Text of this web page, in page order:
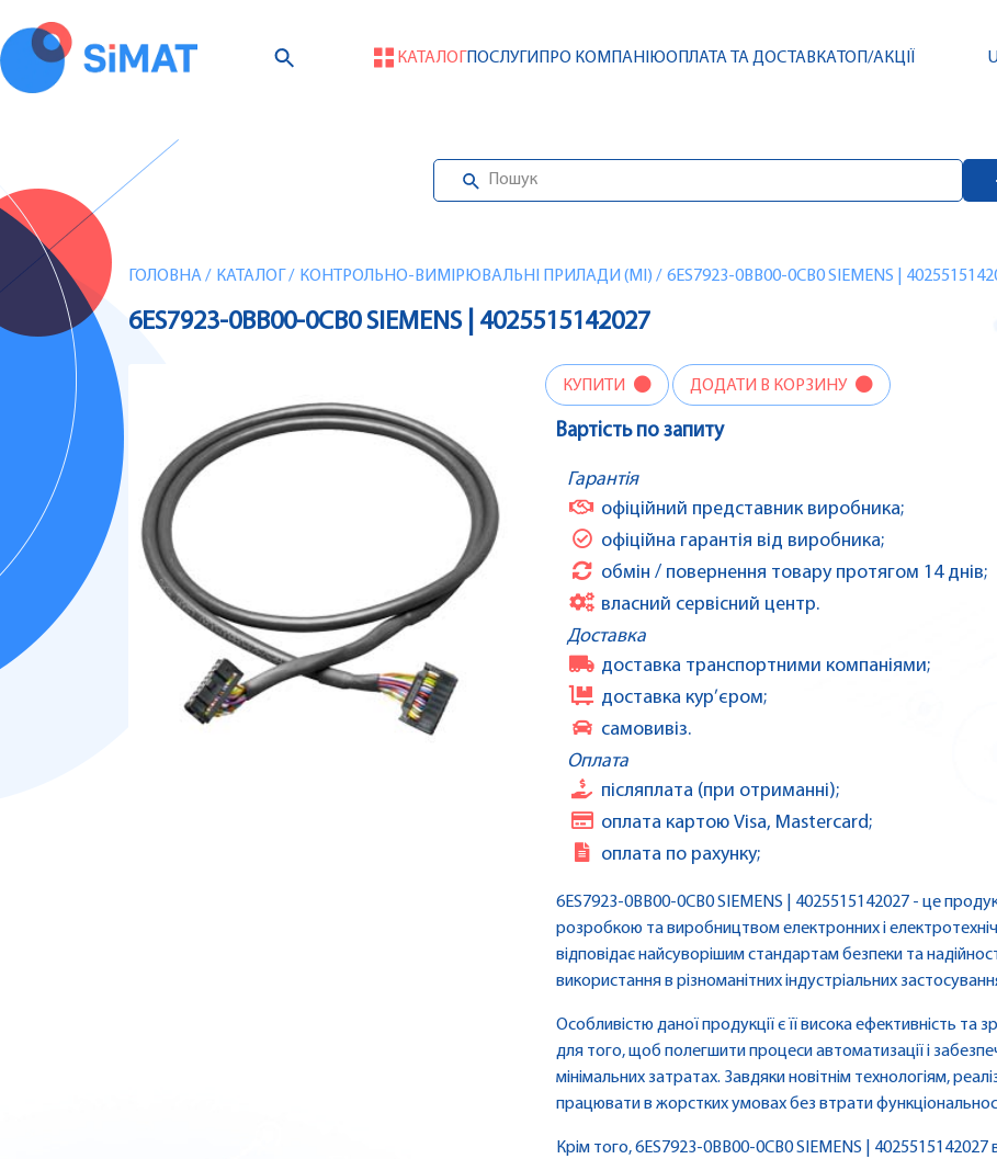
КАТАЛОГПОСЛУГИ ПРО КОМПАНІЮОПЛАТА ТА ДОСТАВКАТОП/АКЦІЇ
ГОЛОВНА/ КАТАЛОГ / КОНТРОЛЬНО-ВИМІРЮВАЛЬНІ ПРИЛАДИ (MI) / 6ES7923-0BB00-0CB0 SIEMENS |
6ES7923-0BB00-0CB0 SIEMENS | 4025515142027
КУПИТИ ДОДАТИ В КОРЗИНУ
Вартість по запиту
Гарантія
офіційний представник виробника;
офіційна гарантія від виробника;
обмін / повернення товару протягом 14 днів;
власний сервісний центр.
Доставка
доставка транспортними компаніями;
доставка кур’єром;
самовивіз.
Оплата
післяплата (при отриманні);
оплата картою Visa, Mastercard;
оплата по рахунку;
6ES7923-0BB00-0CB0 SIEMENS | 4025515142027 - це
розробкою та виробництвом електронних і
відповідає найсуворішим стандартам безпеки та
використання в різноманітних індустріальних
Особливістю даної продукції є її висока ефективність та
для того, щоб полегшити процеси автоматизації і
мінімальних затратах. Завдяки новітнім технологіям,
працювати в жорстких умовах без втрати
Крім того, 6ES7923-0BB00-0CB0 SIEMENS | 4025515142027